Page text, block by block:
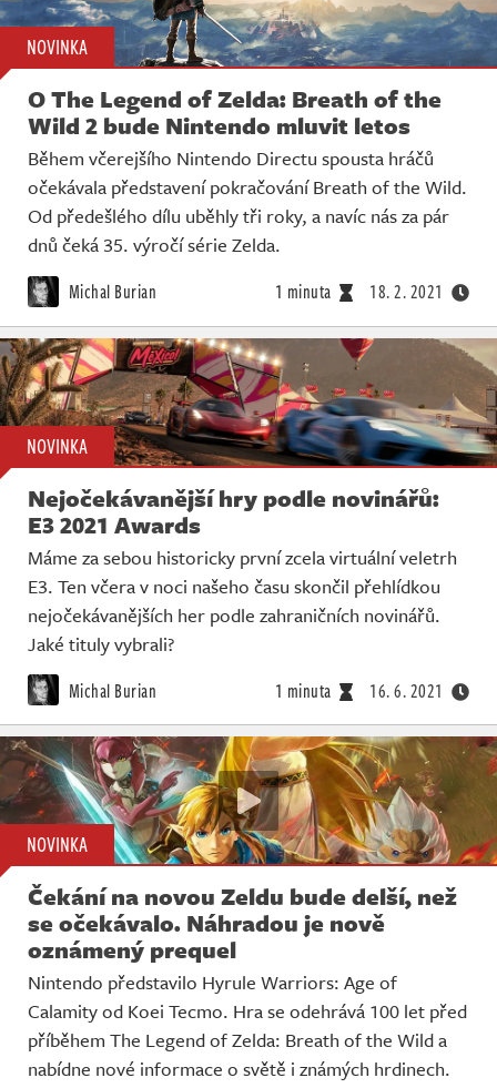
NOVINKA
O The Legend of Zelda: Breath of the
Wild 2 bude Nintendo mluvit letos
Během včerejšího Nintendo Directu spousta hráčů
očekávala představení pokračování Breath of the Wild.
Od předešlého dílu uběhly tři roky, a navíc nás za pár
dnů čeká 35. výročí série Zelda.
Michal Burian 1 minuta 18. 2. 2021
NOVINKA
Nejočekávanější hry podle novinářů:
E3 2021 Awards
Máme za sebou historicky první zcela virtuální veletrh
E3. Ten včera v noci našeho času skončil přehlídkou
nejočekávanějších her podle zahraničních novinářů.
Jaké tituly vybrali?
Michal Burian 1 minuta 16. 6. 2021
NOVINKA
Čekání na novou Zeldu bude delší, než
se očekávalo. Náhradou je nově
oznámený prequel
Nintendo představilo Hyrule Warriors: Age of
Calamity od Koei Tecmo. Hra se odehrává 100 let před
příběhem The Legend of Zelda: Breath of the Wild a
nabídne nové informace o světě i známých hrdinech.